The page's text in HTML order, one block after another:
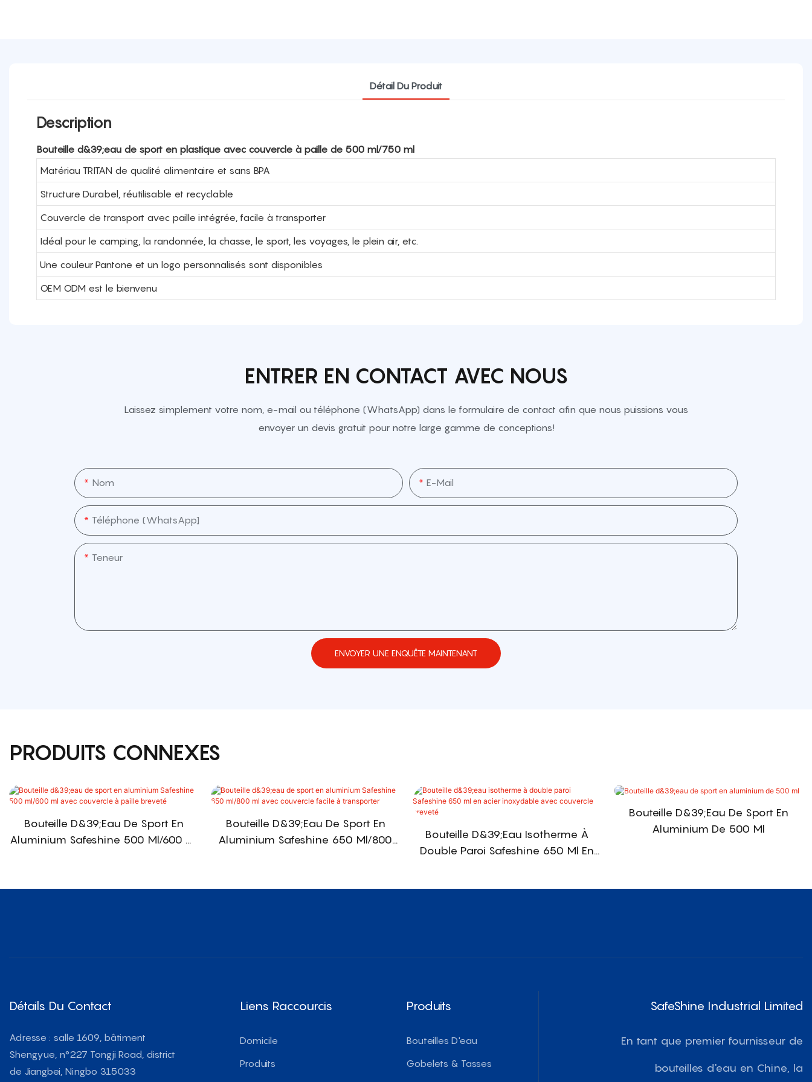
Détail Du Produit
Description
Bouteille d&39;eau de sport en plastique avec couvercle à paille de 500 ml/750 ml
Matériau TRITAN de qualité alimentaire et sans BPA
Structure Durabel, réutilisable et recyclable
Couvercle de transport avec paille intégrée, facile à transporter
Idéal pour le camping, la randonnée, la chasse, le sport, les voyages, le plein air, etc.
Une couleur Pantone et un logo personnalisés sont disponibles
OEM ODM est le bienvenu
ENTRER EN CONTACT AVEC NOUS
Laissez simplement votre nom, e-mail ou téléphone (WhatsApp) dans le formulaire de contact afin que nous puissions vous
envoyer un devis gratuit pour notre large gamme de conceptions!
Nom E-Mail
Téléphone (WhatsApp]
Teneur
ENVOYER UNE ENQUÊTE MAINTENANT
PRODUITS CONNEXES
Bouteille D&39;eau De Sport En
Aluminium Safeshine 500 Ml/600 Ml
Bouteille D&39;eau De Sport En
Aluminium Safeshine 650 Ml/800
Bouteille D&39;eau Isotherme À
Double Paroi Safeshine 650 Ml En
Bouteille D&39;eau De Sport En
Aluminium De 500 Ml
Détails Du Contact
Adresse : salle 1609, bâtiment
Shengyue, n°227 Tongji Road, district
de Jiangbei, Ningbo 315033
Liens Raccourcis
Domicile
Produits
Produits
Bouteilles D'eau
Gobelets & Tasses
SafeShine Industrial Limited
En tant que premier fournisseur de
bouteilles d'eau en Chine, la